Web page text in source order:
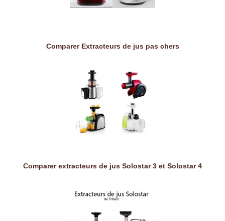
Comparer Extracteurs de jus pas chers
Comparer extracteurs de jus Solostar 3 et Solostar 4